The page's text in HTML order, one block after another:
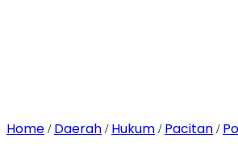
Home / Daerah / Hukum / Pacitan /